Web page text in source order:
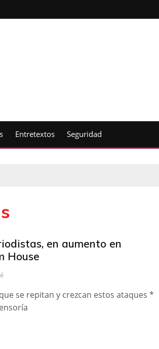
Entretextos Seguridad
en aumento en
House
se repitan y crezcan estos ataques *